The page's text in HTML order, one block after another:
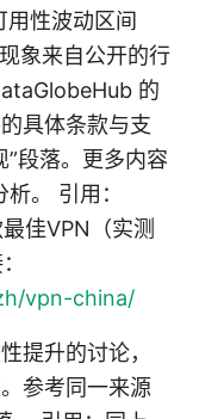
性波动区间
象来自公开的行
的
具体条款与支
段落。更多内容
。 引用：
佳VPN（实测
vpn-china/
提升的讨论，
参考同一来源